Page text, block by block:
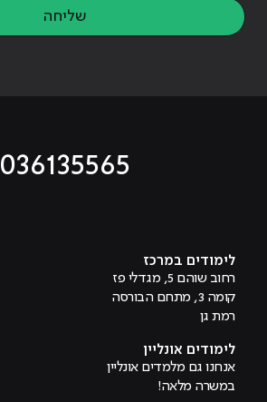
שליחה
036135565
לימודים במרכז
רחוב שוהם 5, מגדלי פז
קומה 3, מתחם הבורסה
רמת גן
לימודים אונליין
אנחנו גם מלמדים אונליין
במשרה מלאה!